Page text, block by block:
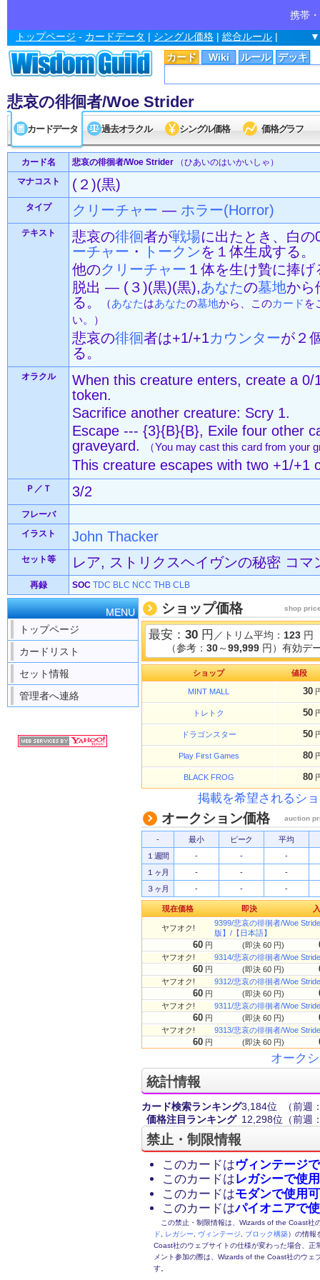
携帯
カード Wiki ルール デッキ
トップページ - カードデータ | シングル価格 | 総合ルール |
悲哀の徘徊者/Woe Strider
カードデータ 過去オラクル シングル価格 価格グラフ
カード名 悲哀の徘徊者/Woe Strider （ひあいのはいかいしゃ）
マナコスト
(２)(黒)
タイプ クリーチャー — ホラー(Horror)
テキスト 悲哀の徘徊者が戦場に出たとき、白の
ーチャー ・ トークンを１体生成する。
他のクリーチャー １体を生け贄に捧げ
脱出 ― (３)(黒)(黒),あなたの墓地から
る。
（あなたはあなたの墓地から、このカード を
い。）
悲哀の徘徊者は+1/+1カウンターが２
る。
オラクル
When this creature enters, create a 0/
token.
Sacrifice another creature: Scry 1.
Escape --- {3}{B}{B}, Exile four other
graveyard.
（You may cast this card from your
This creature escapes with two +1/+1
Ｐ／Ｔ 3/2
フレーバ
イラスト
John Thacker
セット等 レア, ストリクスヘイヴンの秘密 コマ
再録 SOC TDC BLC NCC THB CLB
MENU
トップページ
カードリスト
セット情報
管理者へ連絡
ショップ価格 shop
最安： 30 円 ／トリム平均： 123 円
（参考： 30～99,999 円）有効デ
ショップ 値段
MINT MALL 30
トレトク 50
ドラゴンスター 50
Play First Games 80
BLACK FROG 80
掲載を希望されるシ
オークション価格 auction
- 最小 ピーク
平均
１週間
- -
-
１ヶ月
- -
-
３ヶ月
- - -
現在価格 即決
ヤフオク!
9399/悲哀の徘徊者/Woe
版】/【日本語】
60 円 (即決 60 円)
ヤフオク! 9314/悲哀の徘徊者/Woe
60 円 (即決 60 円)
ヤフオク! 9312/悲哀の徘徊者/Woe
60 円 (即決 60 円)
ヤフオク! 9311/悲哀の徘徊者/Woe
60 円 (即決 60 円)
ヤフオク! 9313/悲哀の徘徊者/Woe
60 円 (即決 60 円)
オーク
統計情報
カード検索ランキング3,184位
（前週
価格注目ランキング 12,298位 （前週
禁止・制限情報
このカードはヴィンテージ
このカードはレガシーで使
このカードはモダンで使用
このカードはパイオニアで
この禁止・制限情報は、Wizards of the Coast社
ド
レガシー ヴィンテージ ブロック構築）の情報
Coast社のウェブサイトの仕様が変わった場合、
メント参加の際は、Wizards of the Coast社のウェ
す。